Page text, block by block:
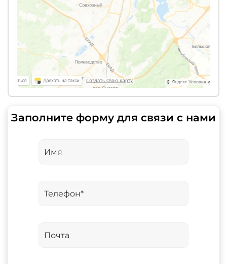
Заполните форму для связи с нами